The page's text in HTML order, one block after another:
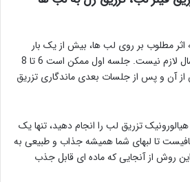
اثر مطلوب بر روی لب ها، بیش از یک بار
تزریق اسید هیالورونیک در سال لازم نیست. جلسه اول ممکن است 6 تا 8
از آن و پس از جلسات بعدی ماندگاری تزریق
تزریق لب را انجام دهید، تنها یک
تا لبهای شما همیشه جذاب و طبیعی به
روش از آنجایی که ماده ای قابل جذب